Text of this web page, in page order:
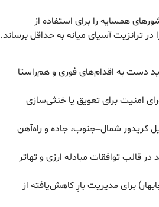
همسایه را برای استفاده از
ترانزیت آسیای میانه به حداقل برساند.
دست به اقدام‌های فوری و هم‌راستا
امنیت برای تعویق یا خنثی‌سازی
کریدور شمال–جنوب، جاده و راه‌آهن
قالب توافقات مبادله ارزی و تهاتر
برای مدیریت بارِ کاهش‌یافته از